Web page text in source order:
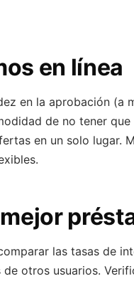
en línea
en la aprobación (a
de no tener que
en un solo lugar.
las tasas de
otros usuarios.